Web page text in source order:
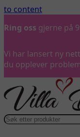
to content
Ring oss gjerne på
Vi har lansert ny
du opplever